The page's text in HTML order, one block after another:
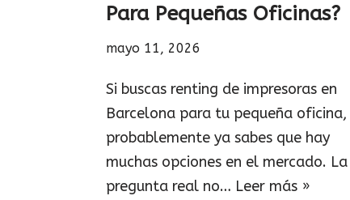
Para Pequeñas Oficinas?
mayo 11, 2026
Si buscas renting de impresoras en
Barcelona para tu pequeña oficina,
probablemente ya sabes que hay
muchas opciones en el mercado. La
pregunta real no… Leer más »